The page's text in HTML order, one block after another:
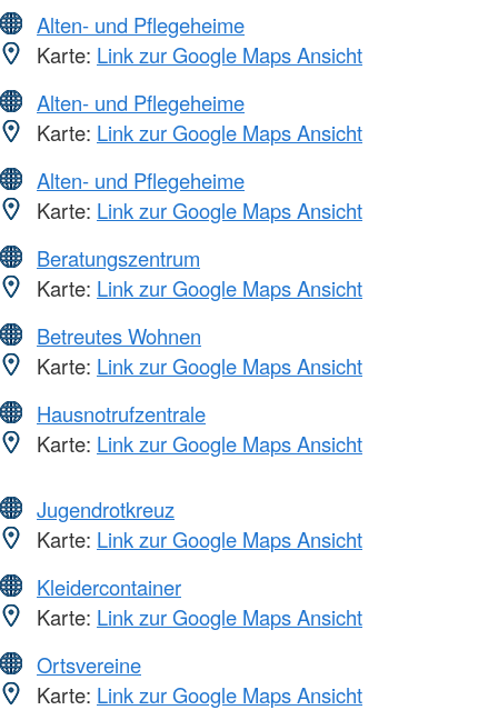
Alten- und Pflegeheime
Karte: Link zur Google Maps Ansicht
Alten- und Pflegeheime
Karte: Link zur Google Maps Ansicht
Alten- und Pflegeheime
Karte: Link zur Google Maps Ansicht
Beratungszentrum
Karte: Link zur Google Maps Ansicht
Betreutes Wohnen
Karte: Link zur Google Maps Ansicht
Hausnotrufzentrale
Karte: Link zur Google Maps Ansicht
Jugendrotkreuz
Karte: Link zur Google Maps Ansicht
Kleidercontainer
Karte: Link zur Google Maps Ansicht
Ortsvereine
Karte: Link zur Google Maps Ansicht